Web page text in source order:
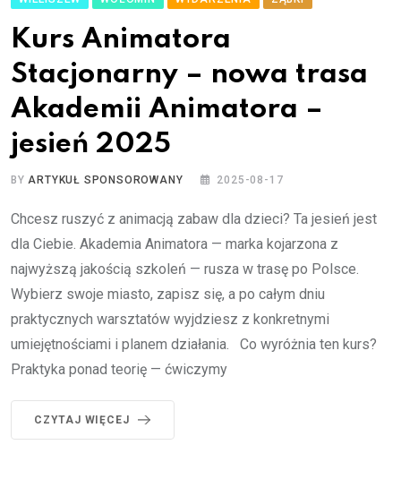
Kurs Animatora
Stacjonarny – nowa trasa
Akademii Animatora –
jesień 2025
BY ARTYKUŁ SPONSOROWANY 2025-08-17
Chcesz ruszyć z animacją zabaw dla dzieci? Ta jesień jest
dla Ciebie. Akademia Animatora — marka kojarzona z
najwyższą jakością szkoleń — rusza w trasę po Polsce.
Wybierz swoje miasto, zapisz się, a po całym dniu
praktycznych warsztatów wyjdziesz z konkretnymi
umiejętnościami i planem działania. Co wyróżnia ten kurs?
Praktyka ponad teorię — ćwiczymy
CZYTAJ WIĘCEJ